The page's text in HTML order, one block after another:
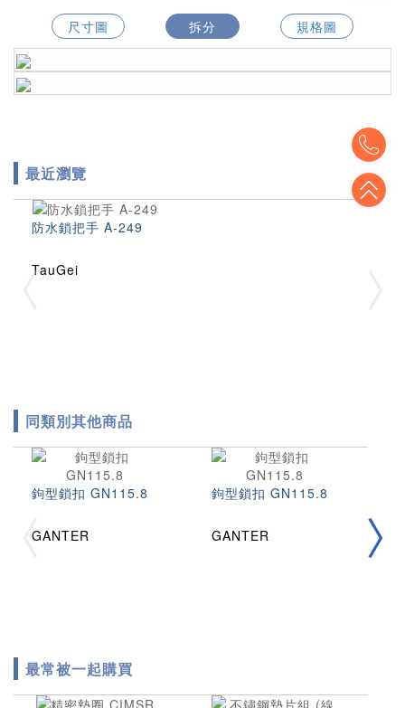
尺寸圖 拆分 規格圖
最近瀏覽
防水鎖把手 A-249
TauGei
同類別其他商品
鉤型鎖扣 GN115.8
GANTER
鉤型鎖扣 GN115.8
GANTER
最常被一起購買